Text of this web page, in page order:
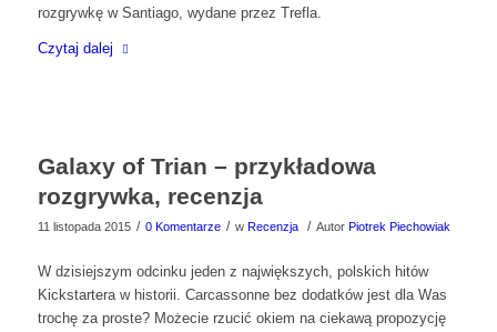
rozgrywkę w Santiago, wydane przez Trefla.
Czytaj dalej
Galaxy of Trian – przykładowa
rozgrywka, recenzja
11 listopada 2015 / 0 Komentarze / w Recenzja / Autor Piotrek Piechowiak
W dzisiejszym odcinku jeden z największych, polskich hitów
Kickstartera w historii. Carcassonne bez dodatków jest dla Was
trochę za proste? Możecie rzucić okiem na ciekawą propozycję